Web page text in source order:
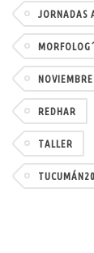
JORNADAS
REDHAR
TALLER